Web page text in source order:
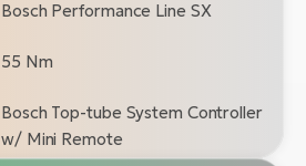
Bosch Performance Line SX
55 Nm
Bosch Top-tube System Controller
w/ Mini Remote